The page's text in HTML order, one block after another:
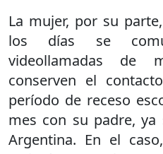
La mujer, por su
los días se
videollamadas de
conserven el
período de receso
mes con su padre, ya
Argentina. En el